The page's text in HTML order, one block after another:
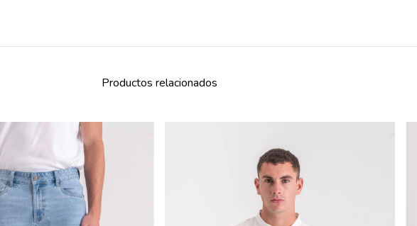
Productos relacionados